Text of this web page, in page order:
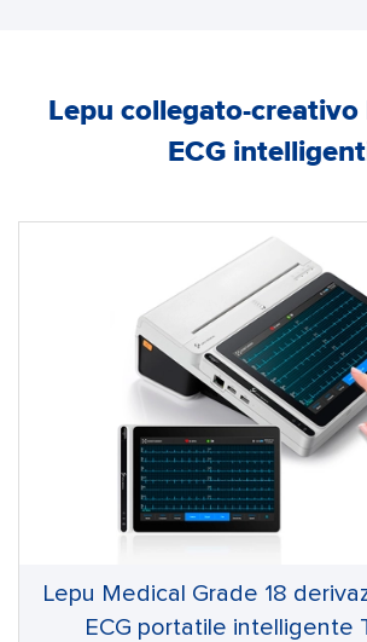
Lepu collegato-creativo
ECG
Lepu Medical Grade 18
ECG portatile intelligente